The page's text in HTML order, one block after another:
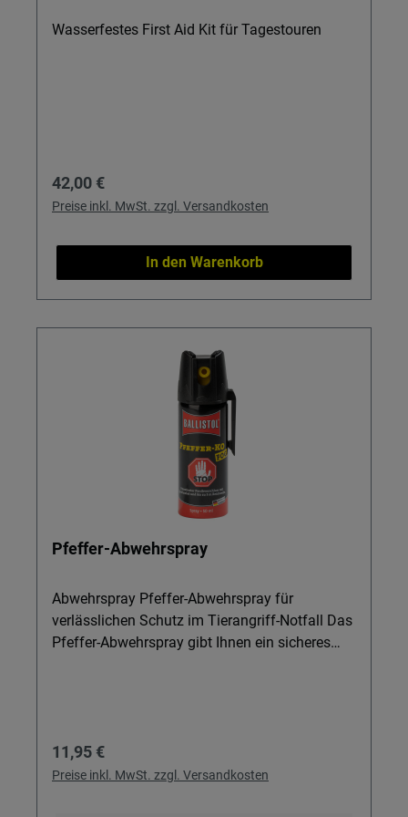
Wasserfestes First Aid Kit für Tagestouren
Regulärer Preis:
42,00 €
Preise inkl. MwSt. zzgl. Versandkosten
In den Warenkorb
Pfeffer-Abwehrspray
Abwehrspray Pfeffer-Abwehrspray für
verlässlichen Schutz im Tierangriff-Notfall Das
Pfeffer-Abwehrspray gibt Ihnen ein sicheres
Pfeffernebel und einfacher Handhabung. Ideal
für alle, die sich unterwegs schnell und
Regulärer Preis:
11,95 €
Preise inkl. MwSt. zzgl. Versandkosten